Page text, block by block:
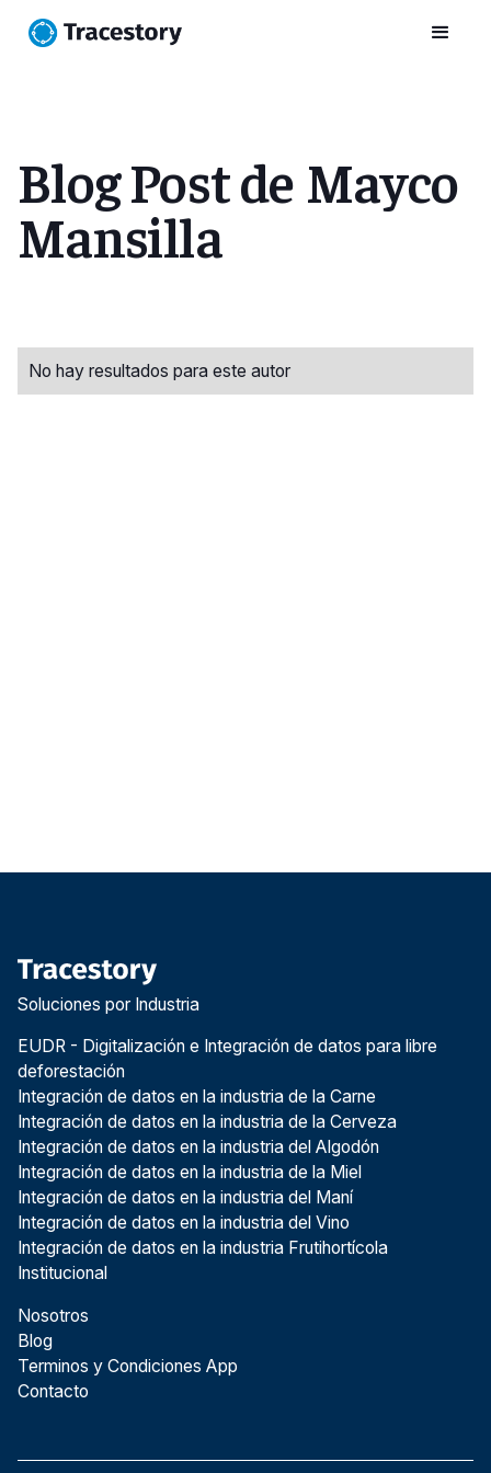
Blog Post de Mayco
Mansilla
No hay resultados para este autor
Soluciones por Industria
EUDR - Digitalización e Integración de datos para libre
deforestación
Integración de datos en la industria de la Carne
Integración de datos en la industria de la Cerveza
Integración de datos en la industria del Algodón
Integración de datos en la industria de la Miel
Integración de datos en la industria del Maní
Integración de datos en la industria del Vino
Integración de datos en la industria Frutihortícola
Institucional
Nosotros
Blog
Terminos y Condiciones App
Contacto